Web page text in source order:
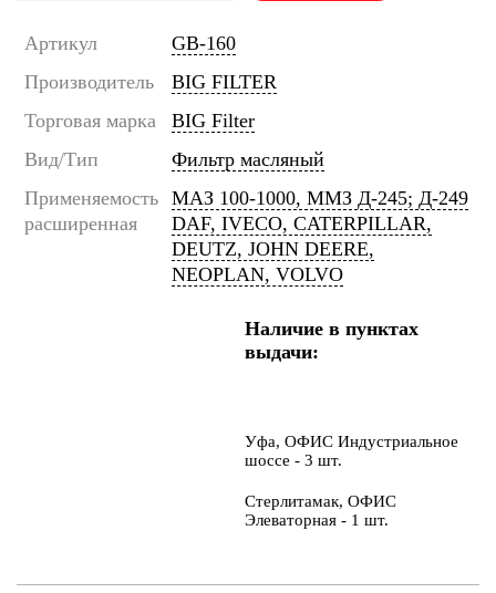
Артикул
GB-160
Производитель
BIG FILTER
Торговая марка
BIG Filter
Вид/Тип
Фильтр масляный
Применяемость
расширенная
МАЗ 100-1000, ММЗ Д-245; Д-249
DAF, IVECO, CATERPILLAR,
DEUTZ, JOHN DEERE,
NEOPLAN, VOLVO
Наличие в пунктах
выдачи:
Уфа, ОФИС Индустриальное
шоссе - 3 шт.
Стерлитамак, ОФИС
Элеваторная - 1 шт.